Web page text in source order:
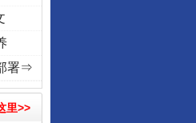
视频]
署⇒
里>>